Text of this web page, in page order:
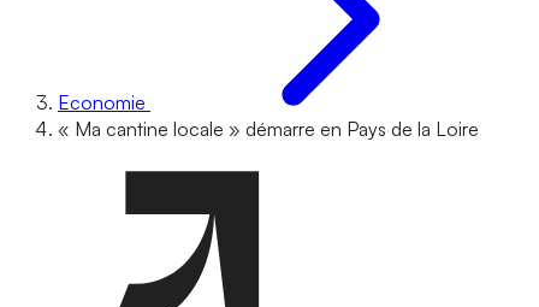
Economie
« Ma cantine locale » démarre en Pays de la Loire